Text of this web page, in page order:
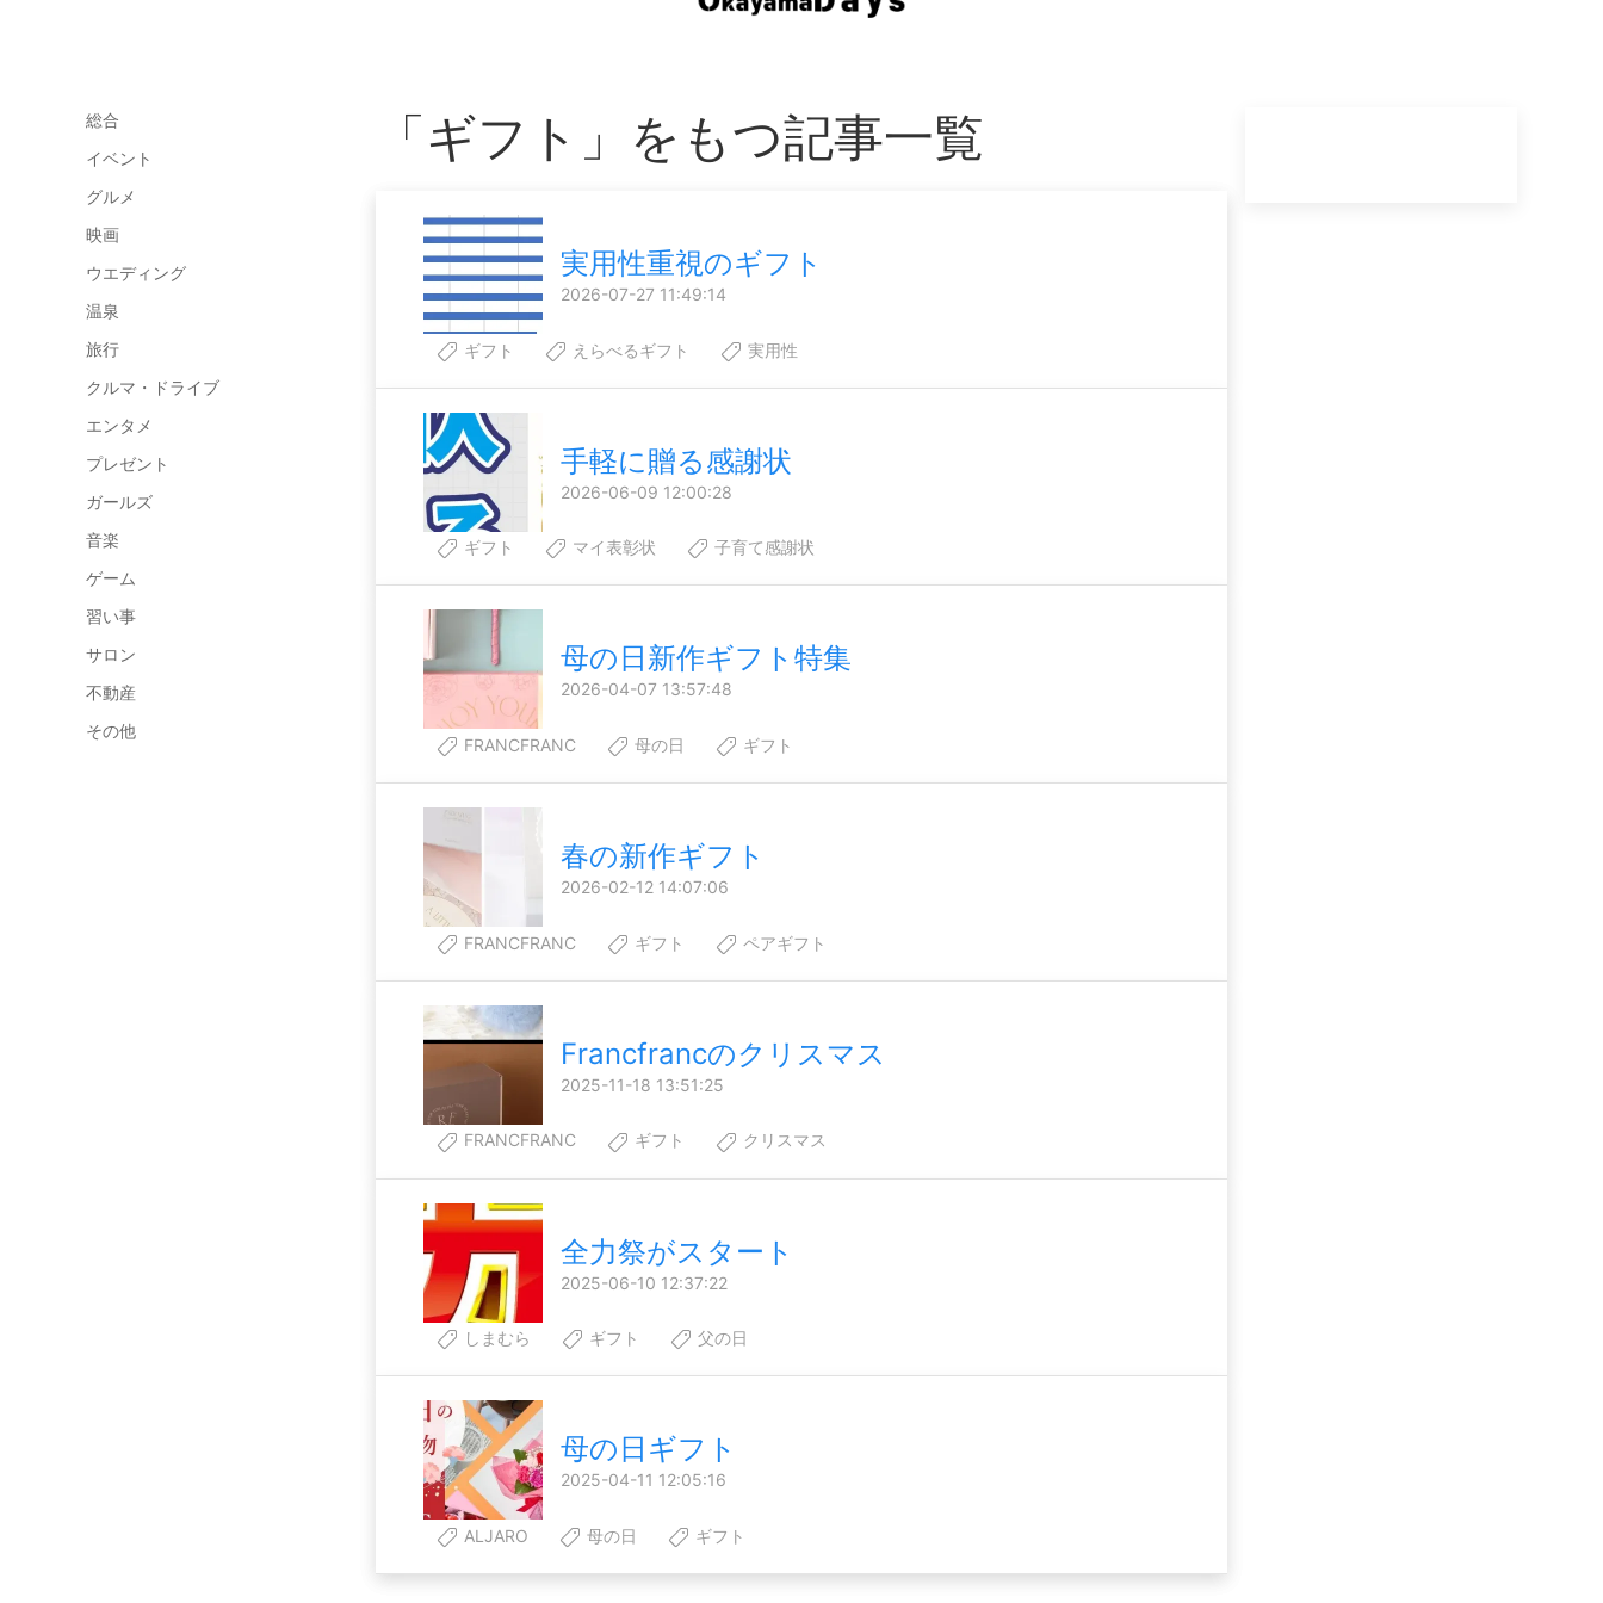
総合
イベント
グルメ
映画
ウエディング
温泉
旅行
クルマ・ドライブ
エンタメ
プレゼント
ガールズ
音楽
ゲーム
習い事
サロン
不動産
その他
「ギフト」をもつ記事一覧
実用性重視のギフト
2026-07-27 11:49:14
ギフト えらべるギフト 実用性
手軽に贈る感謝状
2026-06-09 12:00:28
ギフト マイ表彰状 子育て感謝状
母の日新作ギフト特集
2026-04-07 13:57:48
FRANCFRANC 母の日 ギフト
春の新作ギフト
2026-02-12 14:07:06
FRANCFRANC ギフト ペアギフト
Francfrancのクリスマス
2025-11-18 13:51:25
FRANCFRANC ギフト クリスマス
全力祭がスタート
2025-06-10 12:37:22
しまむら ギフト 父の日
母の日ギフト
2025-04-11 12:05:16
ALJARO 母の日 ギフト